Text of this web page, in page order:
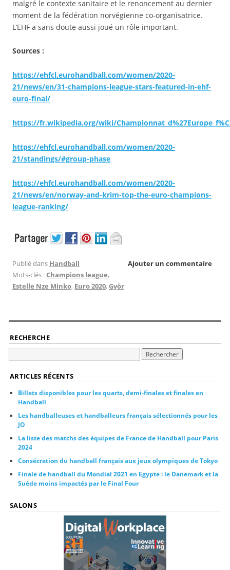
malgré le contexte sanitaire et le renoncement au dernier
moment de la fédération norvégienne co-organisatrice.
L’EHF a sans doute aussi joué un rôle important.
Sources :
https://ehfcl.eurohandball.com/women/2020-
21/news/en/31-champions-league-stars-featured-in-ehf-
euro-final/
https://fr.wikipedia.org/wiki/
https://ehfcl.eurohandball.com/women/2020-
21/standings/#group-phase
https://ehfcl.eurohandball.com/women/2020-
21/news/en/norway-and-krim-top-the-euro-champions-
league-ranking/
Ajouter un commentaire
Publié dans Handball
Mots-clés :Champions league,
Estelle Nze Minko, Euro 2020,Györ
RECHERCHE
ARTICLES RÉCENTS
Billets disponibles pour les quarts, demi-finales et finales en
Handball
Les handballeuses et handballeurs français sélectionnés pour les
JO
La liste des matchs des équipes de France de Handball pour Paris
2024
Consécration du handball français aux jeux olympiques de Tokyo
Finale de handball du Mondial 2021 en Egypte : le Danemark et la
Suède moins impactés par le Final Four
SALONS